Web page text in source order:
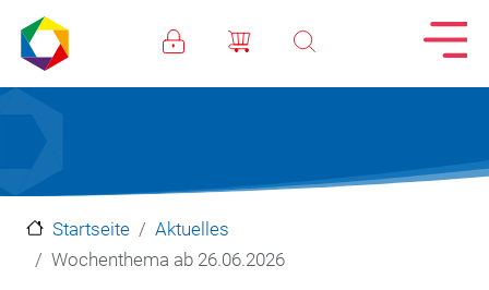
Direkt zum Inhalt
Startseite
Aktuelles
Wochenthema ab 26.06.2026